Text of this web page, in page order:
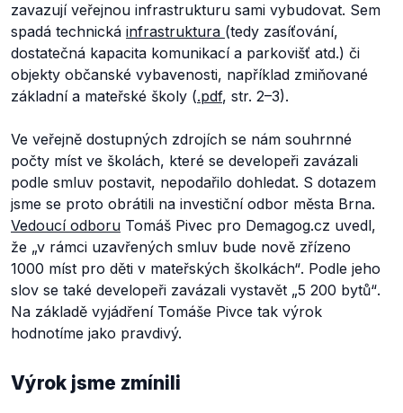
zavazují veřejnou infrastrukturu sami vybudovat. Sem
spadá technická infrastruktura (tedy zasíťování,
dostatečná kapacita komunikací a parkovišť atd.) či
objekty občanské vybavenosti, například zmiňované
základní a mateřské školy (.pdf, str. 2–3).
Ve veřejně dostupných zdrojích se nám souhrnné
počty míst ve školách, které se developeři zavázali
podle smluv postavit, nepodařilo dohledat. S dotazem
jsme se proto obrátili na investiční odbor města Brna.
Vedoucí odboru Tomáš Pivec pro Demagog.cz uvedl,
že „v rámci uzavřených smluv bude nově zřízeno
1000 míst pro děti v mateřských školkách“. Podle jeho
slov se také developeři zavázali vystavět „5 200 bytů“.
Na základě vyjádření Tomáše Pivce tak výrok
hodnotíme jako pravdivý.
Výrok jsme zmínili